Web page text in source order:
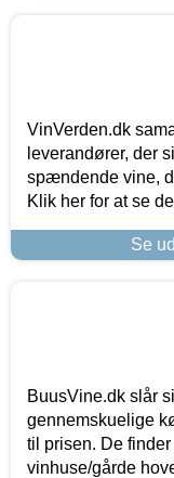
VinVerden.dk
leverandører, der
spændende vine,
Klik her for at se
Se
BuusVine.dk slår
gennemskuelige
til prisen. De
vinhuse/gårde